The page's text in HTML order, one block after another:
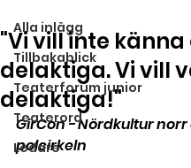
Alla inlägg
Tillbakablick
Teaterforum junior
Teaterord
Ledare
"Vi vill inte känna
delaktiga. Vi vill
delaktiga!"
GirCon - Nördkultur norr
polcirkeln